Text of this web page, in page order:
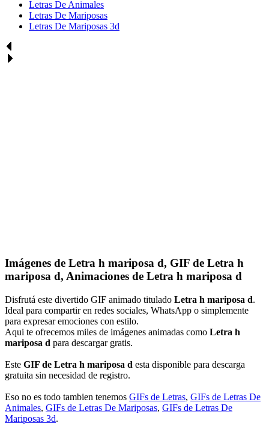
Letras De Animales
Letras De Mariposas
Letras De Mariposas 3d
Imágenes de Letra h mariposa d, GIF de Letra h
mariposa d, Animaciones de Letra h mariposa d
Disfrutá este divertido GIF animado titulado Letra h mariposa d.
Ideal para compartir en redes sociales, WhatsApp o simplemente
para expresar emociones con estilo.
Aqui te ofrecemos miles de imágenes animadas como Letra h
mariposa d para descargar gratis.
Este GIF de Letra h mariposa d esta disponible para descarga
gratuita sin necesidad de registro.
Eso no es todo tambien tenemos GIFs de Letras, GIFs de Letras De
Animales, GIFs de Letras De Mariposas, GIFs de Letras De
Mariposas 3d.